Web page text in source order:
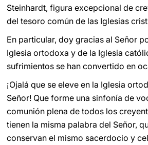
Steinhardt, figura excepcional de
del tesoro común de las Iglesias
En particular, doy gracias al Señor
Iglesia ortodoxa y de la Iglesia
sufrimientos se han convertido en
¡Ojalá que se eleve en la Iglesia
Señor! Que forme una sinfonía de
comunión plena de todos los
tienen la misma palabra del Señor,
conservan el mismo sacerdocio y